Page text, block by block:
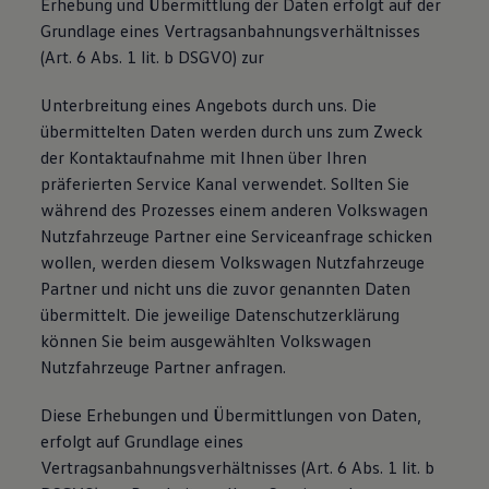
Erhebung und Übermittlung der Daten erfolgt auf der
Grundlage eines Vertragsanbahnungsverhältnisses
(Art. 6 Abs. 1 lit. b DSGVO) zur
Unterbreitung eines Angebots durch uns. Die
übermittelten Daten werden durch uns zum Zweck
der Kontaktaufnahme mit Ihnen über Ihren
präferierten Service Kanal verwendet. Sollten Sie
während des Prozesses einem anderen Volkswagen
Nutzfahrzeuge Partner eine Serviceanfrage schicken
wollen, werden diesem Volkswagen Nutzfahrzeuge
Partner und nicht uns die zuvor genannten Daten
übermittelt. Die jeweilige Datenschutzerklärung
können Sie beim ausgewählten Volkswagen
Nutzfahrzeuge Partner anfragen.
Diese Erhebungen und Übermittlungen von Daten,
erfolgt auf Grundlage eines
Vertragsanbahnungsverhältnisses (Art. 6 Abs. 1 lit. b